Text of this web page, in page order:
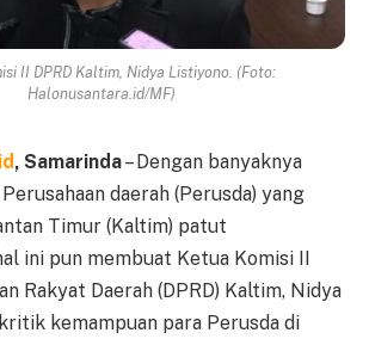
II DPRD Kaltim, Nidya Listiyono. (Foto:
Halonusantara.id/MF)
, Samarinda– Dengan banyaknya
daerah (Perusda) yang
Timur (Kaltim) patut
ini pun membuat Ketua Komisi II
Rakyat Daerah (DPRD) Kaltim, Nidya
kemampuan para Perusda di